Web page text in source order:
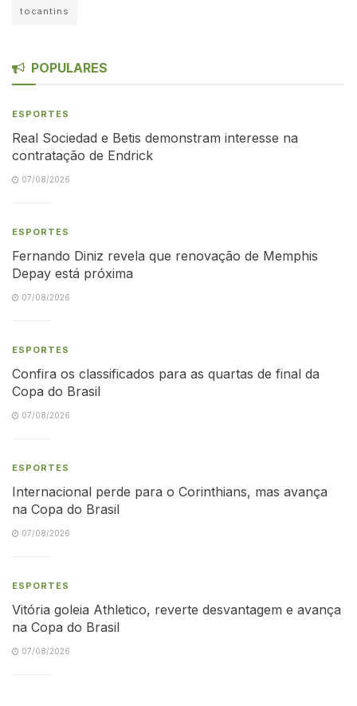
tocantins
POPULARES
ESPORTES
Real Sociedad e Betis demonstram interesse na
contratação de Endrick
07/08/2026
ESPORTES
Fernando Diniz revela que renovação de Memphis
Depay está próxima
07/08/2026
ESPORTES
Confira os classificados para as quartas de final da
Copa do Brasil
07/08/2026
ESPORTES
Internacional perde para o Corinthians, mas avança
na Copa do Brasil
07/08/2026
ESPORTES
Vitória goleia Athletico, reverte desvantagem e avança
na Copa do Brasil
07/08/2026